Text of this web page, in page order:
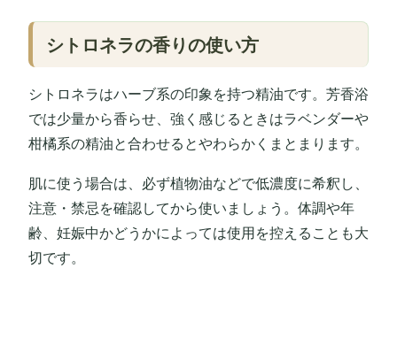
シトロネラの香りの使い方
シトロネラはハーブ系の印象を持つ精油です。芳香浴
では少量から香らせ、強く感じるときはラベンダーや
柑橘系の精油と合わせるとやわらかくまとまります。
肌に使う場合は、必ず植物油などで低濃度に希釈し、
注意・禁忌を確認してから使いましょう。体調や年
齢、妊娠中かどうかによっては使用を控えることも大
切です。